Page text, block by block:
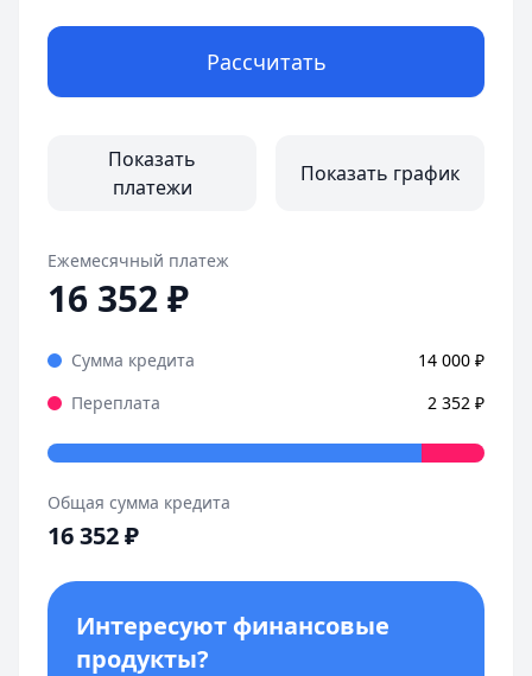
Рассчитать
Показать
платежи
Показать график
Ежемесячный платеж
16 352₽
Сумма кредита 14 000 ₽
Переплата
2 352 ₽
Общая сумма кредита
16 352₽
Интересуют финансовые
продукты?